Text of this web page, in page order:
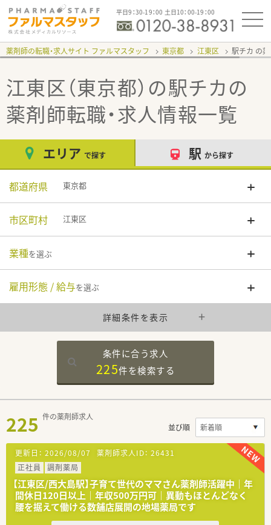
平日9：30-19：00 土日10：00-19：00
薬剤師の転職・求人サイト ファルマスタッフ 東京都 江東区 駅チカ
江東区（東京都）の駅チカの
薬剤師転職・求人情報一覧
エリア で探す 駅 から探す
都道府県 東京都
市区町村 江東区
業種を選ぶ
雇用形態 / 給与を選ぶ
詳細条件を表示
条件に合う求人
225件を検索する
225 件の薬剤師求人
並び順
更新日： 2026/08/07 薬剤師求人ID： 26431
正社員
調剤薬局
【江東区/西大島駅】子育て世代のママさん薬剤師活躍中｜年
間休日120日以上｜年収500万円可｜異動もほとんどなく
腰を据えて働ける数舗店展開の地場薬局です